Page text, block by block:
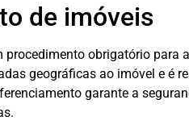
de imóveis
procedimento obrigatório para
geográficas ao imóvel e é
garante a